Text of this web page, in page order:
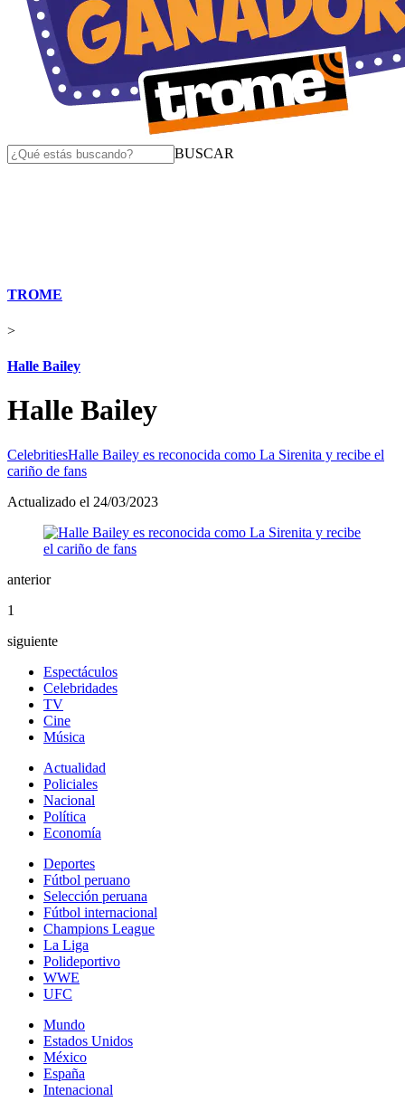
BUSCAR
TROME
>
Halle Bailey
Halle Bailey
CelebritiesHalle Bailey es reconocida como La Sirenita y recibe el
cariño de fans
Actualizado el 24/03/2023
anterior
1
siguiente
Espectáculos
Celebridades
TV
Cine
Música
Actualidad
Policiales
Nacional
Política
Economía
Deportes
Fútbol peruano
Selección peruana
Fútbol internacional
Champions League
La Liga
Polideportivo
WWE
UFC
Mundo
Estados Unidos
México
España
Intenacional